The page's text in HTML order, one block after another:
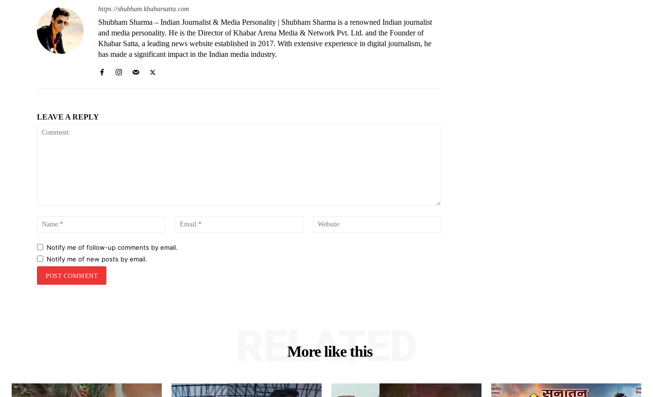
https://shubham.khabarsatta.com
Shubham Sharma – Indian Journalist & Media Personality | Shubham Sharma is a renowned Indian journalist
and media personality. He is the Director of Khabar Arena Media & Network Pvt. Ltd. and the Founder of
Khabar Satta, a leading news website established in 2017. With extensive experience in digital journalism, he
has made a significant impact in the Indian media industry.
LEAVE A REPLY
Name:*
Email:*
Notify me of follow-up comments by email.
Notify me of new posts by email.
More like this
RELATED